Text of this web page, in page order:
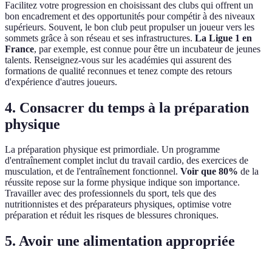
Facilitez votre progression en choisissant des clubs qui offrent un
bon encadrement et des opportunités pour compétir à des niveaux
supérieurs. Souvent, le bon club peut propulser un joueur vers les
sommets grâce à son réseau et ses infrastructures. La Ligue 1 en
France, par exemple, est connue pour être un incubateur de jeunes
talents. Renseignez-vous sur les académies qui assurent des
formations de qualité reconnues et tenez compte des retours
d'expérience d'autres joueurs.
4. Consacrer du temps à la préparation
physique
La préparation physique est primordiale. Un programme
d'entraînement complet inclut du travail cardio, des exercices de
musculation, et de l'entraînement fonctionnel. Voir que 80% de la
réussite repose sur la forme physique indique son importance.
Travailler avec des professionnels du sport, tels que des
nutritionnistes et des préparateurs physiques, optimise votre
préparation et réduit les risques de blessures chroniques.
5. Avoir une alimentation appropriée